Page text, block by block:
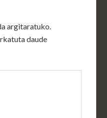
argitaratuko.
daude